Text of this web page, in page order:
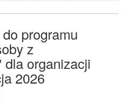
programu
z
dla organizacji
2026